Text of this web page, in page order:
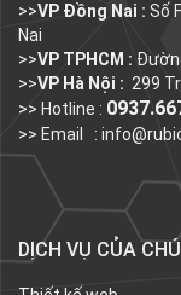
>>VP Đồng Nai : Số
Nai
>>VP TPHCM :
>>VP Hà Nội : 299
>> Hotline :
>> Email :
DỊCH VỤ CỦA